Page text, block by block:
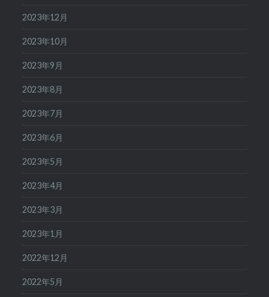
2023年12月
2023年10月
2023年9月
2023年8月
2023年7月
2023年6月
2023年5月
2023年4月
2023年3月
2023年1月
2022年12月
2022年5月